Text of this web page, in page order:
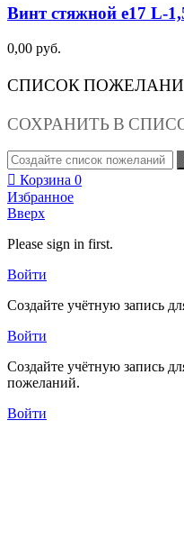
Винт стяжной e17 L-
0,00 руб.
СПИСОК
СОХРАНИТЬ В
Корзина 0
Избранное
Вверх
Please sign in first.
Войти
Создайте учётную запись
Войти
Создайте учётную запись
пожеланий.
Войти